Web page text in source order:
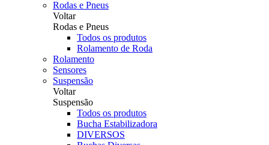
Rodas e Pneus
Voltar
Rodas e Pneus
Todos os produtos
Rolamento de Roda
Rolamento
Sensores
Suspensão
Voltar
Suspensão
Todos os produtos
Bucha Estabilizadora
DIVERSOS